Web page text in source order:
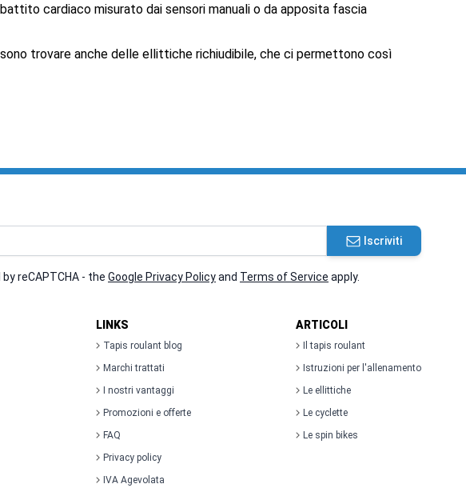
cardiaco misurato dai sensori manuali o da apposita fascia
trovare anche delle ellittiche richiudibile, che ci permettono così
Iscriviti
reCAPTCHA - the Google Privacy Policyand Terms of Service apply.
LINKS
Tapis roulant blog
Marchi trattati
I nostri vantaggi
Promozioni e offerte
FAQ
Privacy policy
IVA Agevolata
ARTICOLI
Il tapis roulant
Istruzioni per l'allenamento
Le ellittiche
Le cyclette
Le spin bikes